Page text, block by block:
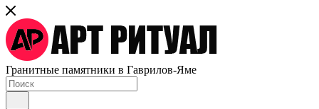
Гранитные памятники в Гаврилов-Яме